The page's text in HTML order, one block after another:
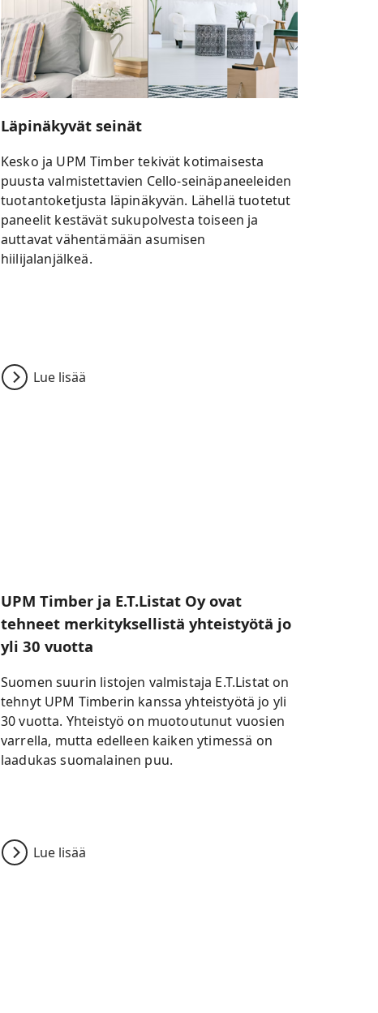
Läpinäkyvät seinät
Kesko ja UPM Timber tekivät kotimaisesta
puusta valmistettavien Cello-seinäpaneeleiden
tuotantoketjusta läpinäkyvän. Lähellä tuotetut
paneelit kestävät sukupolvesta toiseen ja
auttavat vähentämään asumisen
hiilijalanjälkeä.
Lue lisää
UPM Timber ja E.T.Listat Oy ovat
tehneet merkityksellistä yhteistyötä jo
yli 30 vuotta
Suomen suurin listojen valmistaja E.T.Listat on
tehnyt UPM Timberin kanssa yhteistyötä jo yli
30 vuotta. Yhteistyö on muotoutunut vuosien
varrella, mutta edelleen kaiken ytimessä on
laadukas suomalainen puu.
Lue lisää